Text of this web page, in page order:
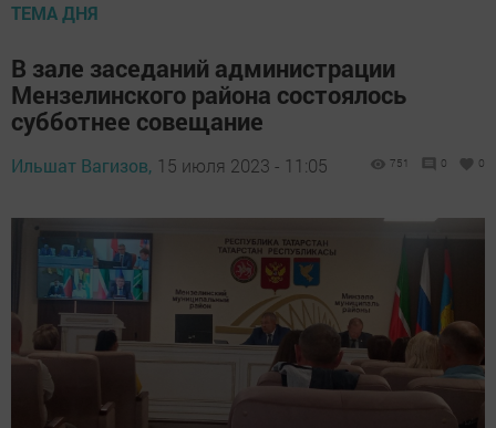
ТЕМА ДНЯ
В зале заседаний администрации
Мензелинского района состоялось
субботнее совещание
Ильшат Вагизов, 15 июля 2023 - 11:05 751 0 0